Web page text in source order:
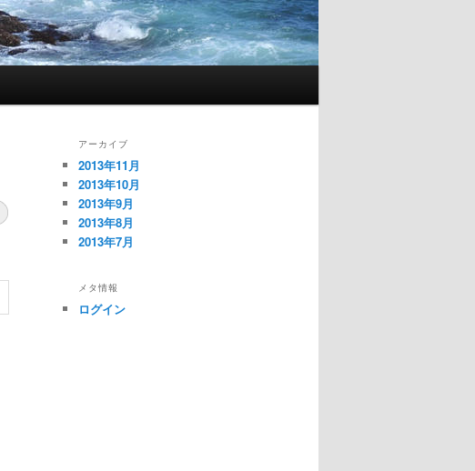
アーカイブ
2013年11月
2013年10月
2013年9月
2013年8月
2013年7月
メタ情報
ログイン